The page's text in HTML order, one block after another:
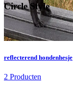
reflecterend hondenhesje
2 Producten
Circle Style